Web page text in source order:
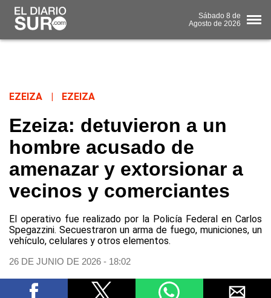
Sábado 8 de
Agosto de 2026
EZEIZA EZEIZA
Ezeiza: detuvieron a un
hombre acusado de
amenazar y extorsionar a
vecinos y comerciantes
El operativo fue realizado por la Policía Federal en Carlos
Spegazzini. Secuestraron un arma de fuego, municiones, un
vehículo, celulares y otros elementos.
26 DE JUNIO DE 2026 - 18:02